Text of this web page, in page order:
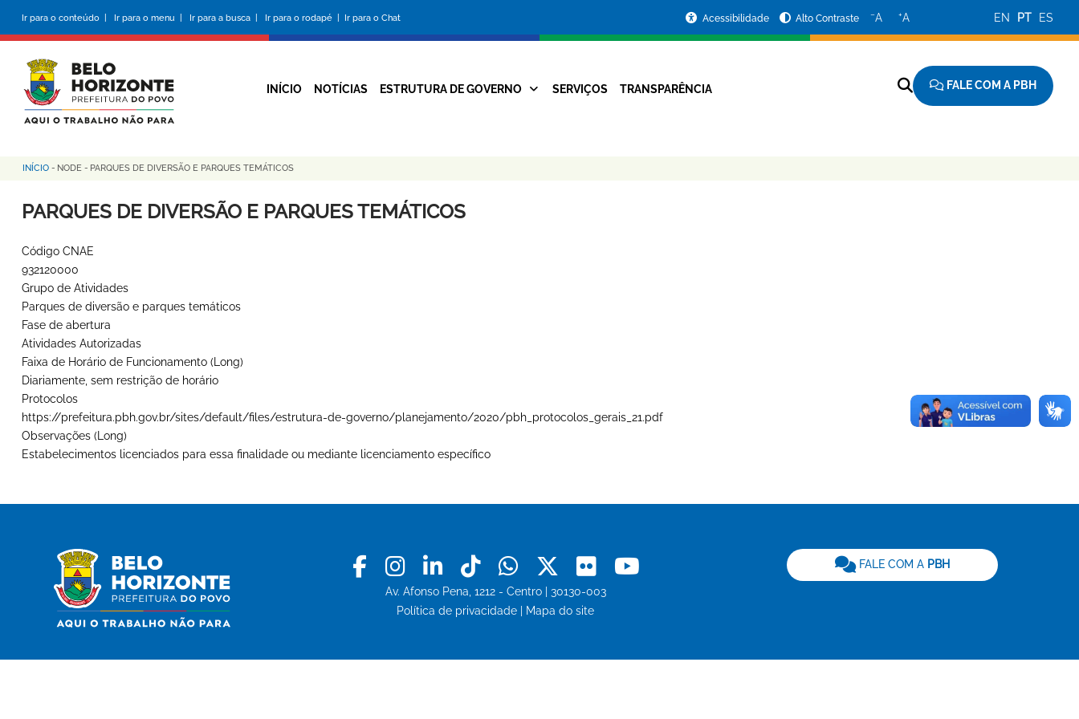
conteúdo
principal
Ir para o conteúdo | Ir para o menu | Ir para a busca | Ir para o rodapé | Ir para o Chat
da
Prefeitura
Acessibilidade Alto Contraste −A +A EN PT ES
Navegação
INÍCIO NOTÍCIAS ESTRUTURA DE GOVERNO SERVIÇOS TRANSPARÊNCIA FALE COM A PBH
Trilha
de
INÍCIO - NODE - PARQUES DE DIVERSÃO E PARQUES TEMÁTICOS
PARQUES DE DIVERSÃO E PARQUES TEMÁTICOS
Código CNAE
932120000
Grupo de Atividades
Parques de diversão e parques temáticos
Fase de abertura
Atividades Autorizadas
Faixa de Horário de Funcionamento (Long)
Diariamente, sem restrição de horário
Protocolos
https://prefeitura.pbh.gov.br/sites/default/files/estrutura-de-governo/planejamento/2020/pbh_protocolos_gerais_21.pdf
Observações (Long)
Estabelecimentos licenciados para essa finalidade ou mediante licenciamento específico
Facebook
Instagram
LinkedinTiktokWhatsapp
X Flickr
Av. Afonso Pena, 1212 - Centro | 30130-003
Política de privacidade
Mapa do site
FALE COM A PBH